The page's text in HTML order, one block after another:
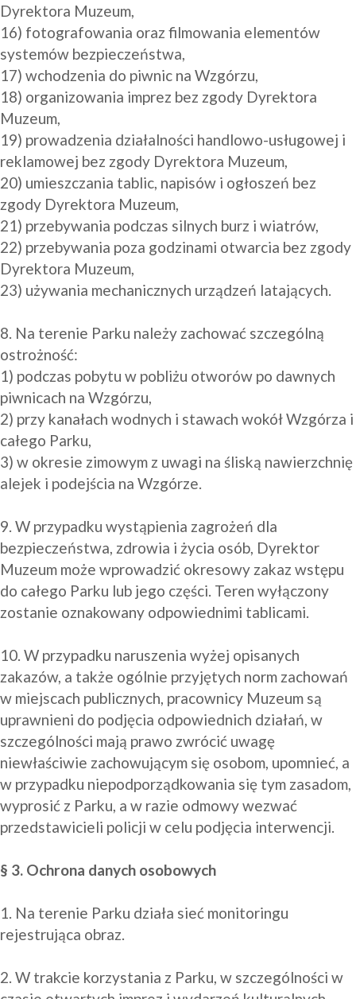
Dyrektora Muzeum,
16) fotografowania oraz filmowania elementów
systemów bezpieczeństwa,
17) wchodzenia do piwnic na Wzgórzu,
18) organizowania imprez bez zgody Dyrektora
Muzeum,
19) prowadzenia działalności handlowo-usługowej i
reklamowej bez zgody Dyrektora Muzeum,
20) umieszczania tablic, napisów i ogłoszeń bez
zgody Dyrektora Muzeum,
21) przebywania podczas silnych burz i wiatrów,
22) przebywania poza godzinami otwarcia bez zgody
Dyrektora Muzeum,
23) używania mechanicznych urządzeń latających.
8. Na terenie Parku należy zachować szczególną
ostrożność:
1) podczas pobytu w pobliżu otworów po dawnych
piwnicach na Wzgórzu,
2) przy kanałach wodnych i stawach wokół Wzgórza i
całego Parku,
3) w okresie zimowym z uwagi na śliską nawierzchnię
alejek i podejścia na Wzgórze.
9. W przypadku wystąpienia zagrożeń dla
bezpieczeństwa, zdrowia i życia osób, Dyrektor
Muzeum może wprowadzić okresowy zakaz wstępu
do całego Parku lub jego części. Teren wyłączony
zostanie oznakowany odpowiednimi tablicami.
10. W przypadku naruszenia wyżej opisanych
zakazów, a także ogólnie przyjętych norm zachowań
w miejscach publicznych, pracownicy Muzeum są
uprawnieni do podjęcia odpowiednich działań, w
szczególności mają prawo zwrócić uwagę
niewłaściwie zachowującym się osobom, upomnieć, a
w przypadku niepodporządkowania się tym zasadom,
wyprosić z Parku, a w razie odmowy wezwać
przedstawicieli policji w celu podjęcia interwencji.
§ 3. Ochrona danych osobowych
1. Na terenie Parku działa sieć monitoringu
rejestrująca obraz.
2. W trakcie korzystania z Parku, w szczególności w